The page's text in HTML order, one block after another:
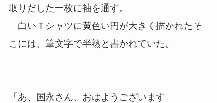
取りだした一枚に袖を通す。
白いＴシャツに黄色い円が大きく描かれたそ
こには、筆文字で半熟と書かれていた。
「あ、国永さん、おはようございます」